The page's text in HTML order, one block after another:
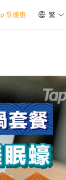
享優惠 繁